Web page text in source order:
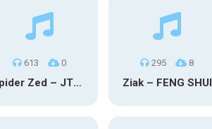
613 0
Spider Zed – JTM OU TG
295 8
Ziak – FENG SHUI